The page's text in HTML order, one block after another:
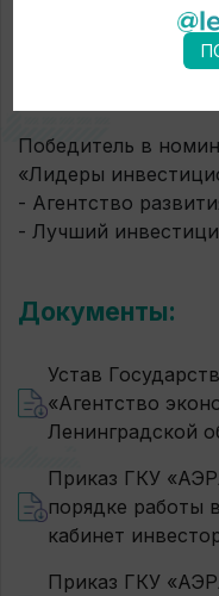
Победитель в
«Лидеры
- Агентство
- Лучший
Документы:
Устав
«Агентство
Ленинградской
Приказ ГКУ
порядке работы
кабинет
Приказ ГКУ